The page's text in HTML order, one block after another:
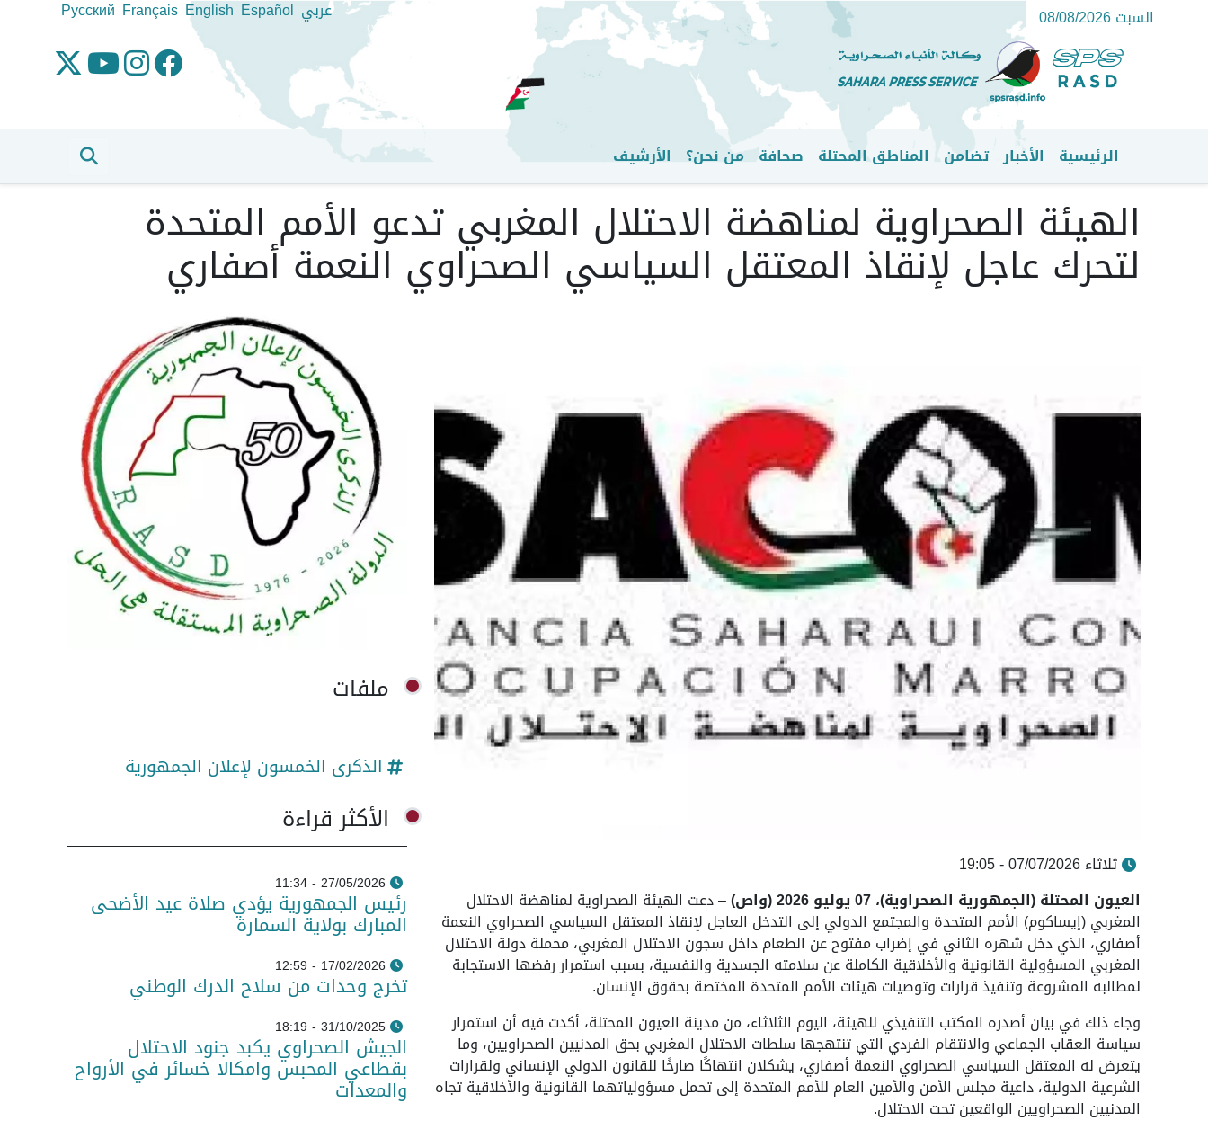
تجاوز
إلى
المحتوى
الرئيسي
السبت 08/08/2026 عربي Español
English
Français
Pусский
القائمة الرئيسية
الرئيسية الأخبار تضامن المناطق المحتلة صحافة من نحن؟ الأرشيف
الهيئة الصحراوية لمناهضة الاحتلال المغربي تدعو الأمم المتحدة
لتحرك عاجل لإنقاذ المعتقل السياسي الصحراوي النعمة أصفاري
ثلاثاء 07/07/2026 - 19:05
العيون المحتلة (الجمهورية الصحراوية)، 07 يوليو 2026 (واص)
– دعت الهيئة الصحراوية لمناهضة الاحتلال
المغربي (إيساكوم) الأمم المتحدة والمجتمع الدولي إلى التدخل العاجل لإنقاذ المعتقل السياسي الصحراوي النعمة
أصفاري، الذي دخل شهره الثاني في إضراب مفتوح عن الطعام داخل سجون الاحتلال المغربي، محملة دولة الاحتلال
المغربي المسؤولية القانونية والأخلاقية الكاملة عن سلامته الجسدية والنفسية، بسبب استمرار رفضها الاستجابة
لمطالبه المشروعة وتنفيذ قرارات وتوصيات هيئات الأمم المتحدة المختصة بحقوق الإنسان.
وجاء ذلك في بيان أصدره المكتب التنفيذي للهيئة، اليوم الثلاثاء، من مدينة العيون المحتلة، أكدت فيه أن استمرار
سياسة العقاب الجماعي والانتقام الفردي التي تنتهجها سلطات الاحتلال المغربي بحق المدنيين الصحراويين، وما
يتعرض له المعتقل السياسي الصحراوي النعمة أصفاري، يشكلان انتهاكًا صارخًا للقانون الدولي الإنساني ولقرارات
الشرعية الدولية، داعية مجلس الأمن والأمين العام للأمم المتحدة إلى تحمل مسؤولياتهما القانونية والأخلاقية تجاه
المدنيين الصحراويين الواقعين تحت الاحتلال.
ملفات
الذكرى الخمسون لإعلان الجمهورية
الأكثر قراءة
27/05/2026 - 11:34
رئيس الجمهورية يؤدي صلاة عيد الأضحى
المبارك بولاية السمارة
17/02/2026 - 12:59
تخرج وحدات من سلاح الدرك الوطني
31/10/2025 - 18:19
الجيش الصحراوي يكبد جنود الاحتلال
بقطاعي المحبس وامكالا خسائر في الأرواح
والمعدات